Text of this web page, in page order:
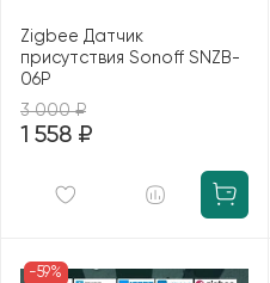
Zigbee Датчик
присутствия Sonoff SNZB-
06P
3 000 ₽
1 558 ₽
-59%